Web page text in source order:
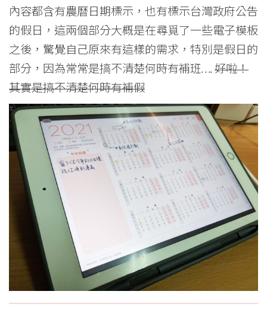
內容都含有農曆日期標示，也有標示台灣政府公告
的假日，這兩個部分大概是在尋覓了一些電子模板
之後，驚覺自己原來有這樣的需求，特別是假日的
部分，因為常常是搞不清楚何時有補班…. 好啦！
其實是搞不清楚何時有補假